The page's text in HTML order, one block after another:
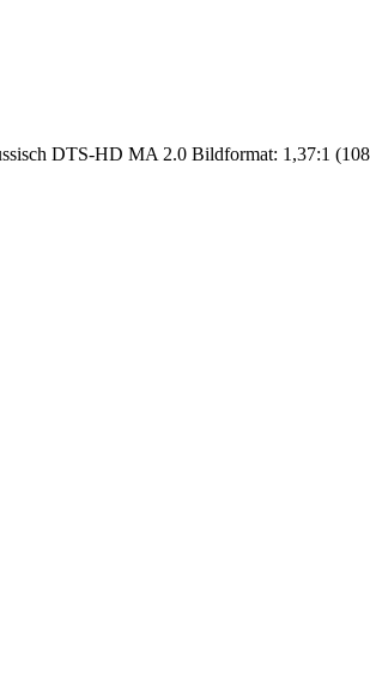
DTS-HD MA 2.0 Bildformat: 1,37:1